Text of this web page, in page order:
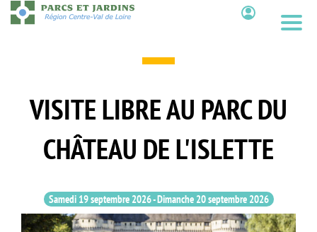
Aller
au
VISITE LIBRE AU PARC DU
CHÂTEAU DE L'ISLETTE
Samedi 19 septembre 2026-Dimanche 20 septembre 2026